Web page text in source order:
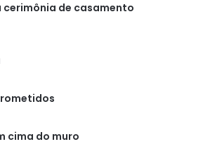
cerimônia de casamento
cima do muro